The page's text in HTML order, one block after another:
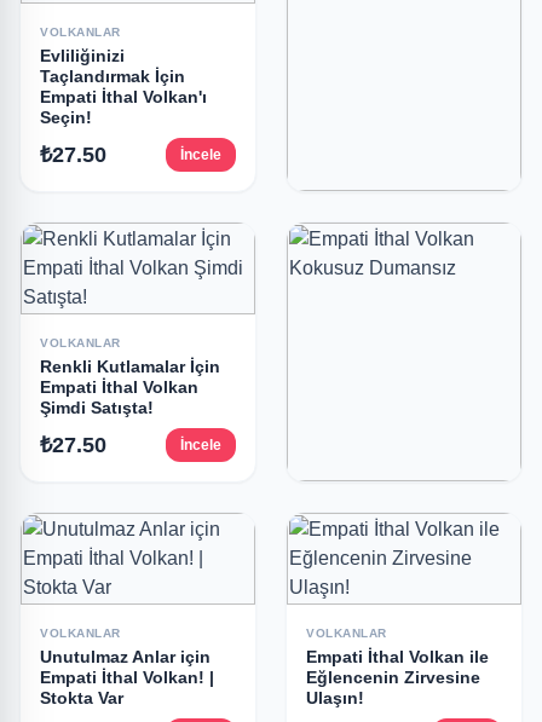
VOLKANLAR
Evliliğinizi
Taçlandırmak İçin
Empati İthal Volkan'ı
Seçin!
₺27.50 İncele
Empati İthal Volkan ile
Doğum Günlerinizi
VOLKANLAR
Renkli Kutlamalar İçin
Empati İthal Volkan
Şimdi Satışta!
₺27.50 İncele
Empati İthal Volkan
Kokusuz Dumansız
₺27.50
VOLKANLAR
Unutulmaz Anlar için
Empati İthal Volkan! |
Stokta Var
VOLKANLAR
Empati İthal Volkan ile
Eğlencenin Zirvesine
Ulaşın!